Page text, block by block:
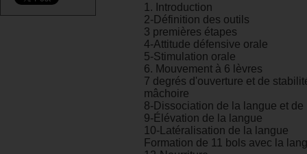
1. Introduction
2-Définition des outils
3 premières étapes
4-Attitude défensive orale
5-Stimulation orale
6. Mouvement à 6 lèvres
7 degrés d'ouverture et de
mâchoire
8-Dissociation de la langue et de
9-Élévation de la langue
10-Latéralisation de la langue
Formation de 11 bols avec la